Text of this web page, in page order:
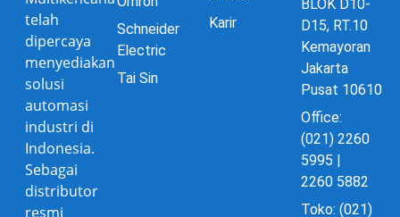
telah
dipercaya
menyediakan
solusi
automasi
industri di
Indonesia.
Sebagai
distributor
resmi
Schneider
Electric
Tai Sin
Karir
BLOK D10-
D15, RT.10
Kemayoran
Jakarta
Pusat 10610
Office:
(021) 2260
5995 |
2260 5882
Toko: (021)